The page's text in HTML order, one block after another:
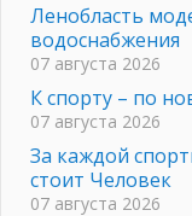
Ленобласть
водоснабжения
07 августа 2026
К спорту – по
07 августа 2026
За каждой
стоит Человек
07 августа 2026